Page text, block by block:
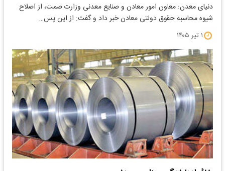
دنیای معدن: معاون امور معادن و صنایع معدنی وزارت صمت، از اصلاح
شیوه محاسبه حقوق دولتی معادن خبر داد و گفت: از این پس…
۱ تیر ۱۴۰۵